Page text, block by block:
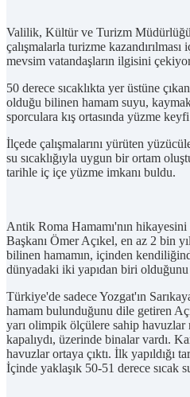
Valilik, Kültür ve Turizm
çalışmalarla turizme
mevsim vatandaşların ilgisini
50 derece sıcaklıkta yer üstüne
olduğu bilinen hamam suyu,
sporculara kış ortasında yüzme keyfi
İlçede çalışmalarını yürüten
su sıcaklığıyla uygun bir ortam
tarihle iç içe yüzme imkanı buldu.
Antik Roma Hamamı'nın
Başkanı Ömer Açıkel, en az 2 bin
bilinen hamamın, içinden
dünyadaki iki yapıdan biri
Türkiye'de sadece Yozgat'ın
hamam bulunduğunu dile getiren
yarı olimpik ölçülere sahip havuzlar
kapalıydı, üzerinde binalar vardı.
havuzlar ortaya çıktı. İlk yapıldığı
İçinde yaklaşık 50-51 derece sıcak